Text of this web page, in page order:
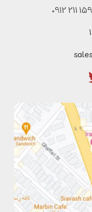
0912 211